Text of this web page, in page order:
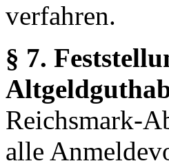
verfahren.
§ 7.
Reichsmark-
alle